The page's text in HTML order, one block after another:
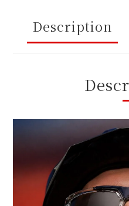
Description